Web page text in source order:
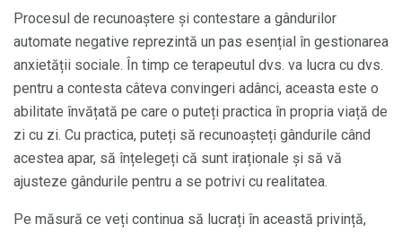
Procesul de recunoaștere și contestare a gândurilor
automate negative reprezintă un pas esențial în gestionarea
anxietății sociale. În timp ce terapeutul dvs. va lucra cu dvs.
pentru a contesta câteva convingeri adânci, aceasta este o
abilitate învățată pe care o puteți practica în propria viață de
zi cu zi. Cu practica, puteți să recunoașteți gândurile când
acestea apar, să înțelegeți că sunt iraționale și să vă
ajusteze gândurile pentru a se potrivi cu realitatea.
Pe măsură ce veți continua să lucrați în această privință,